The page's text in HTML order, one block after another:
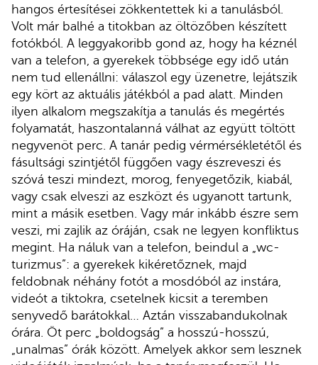
hangos értesítései zökkentettek ki a tanulásból.
Volt már balhé a titokban az öltözőben készített
fotókból. A leggyakoribb gond az, hogy ha kéznél
van a telefon, a gyerekek többsége egy idő után
nem tud ellenállni: válaszol egy üzenetre, lejátszik
egy kört az aktuális játékból a pad alatt. Minden
ilyen alkalom megszakítja a tanulás és megértés
folyamatát, haszontalanná válhat az együtt töltött
negyvenöt perc. A tanár pedig vérmérsékletétől és
fásultsági szintjétől függően vagy észreveszi és
szóvá teszi mindezt, morog, fenyegetőzik, kiabál,
vagy csak elveszi az eszközt és ugyanott tartunk,
mint a másik esetben. Vagy már inkább észre sem
veszi, mi zajlik az óráján, csak ne legyen konfliktus
megint. Ha náluk van a telefon, beindul a „wc-
turizmus”: a gyerekek kikéretőznek, majd
feldobnak néhány fotót a mosdóból az instára,
videót a tiktokra, csetelnek kicsit a teremben
senyvedő barátokkal… Aztán visszabandukolnak
órára. Öt perc „boldogság” a hosszú-hosszú,
„unalmas” órák között. Amelyek akkor sem lesznek